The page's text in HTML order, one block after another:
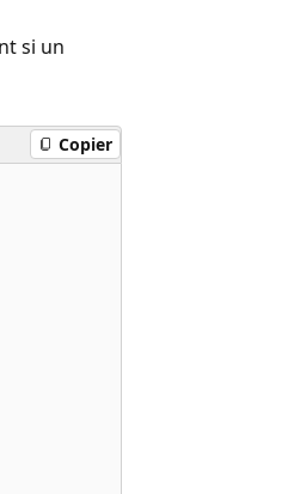
si un
Copier